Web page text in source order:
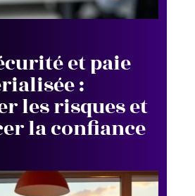
et paie
:
les risques et
la confiance